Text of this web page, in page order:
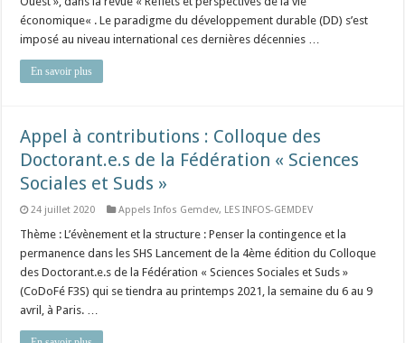
économique« . Le paradigme du développement durable (DD) s’est
imposé au niveau international ces dernières décennies …
En savoir plus
Appel à contributions : Colloque des
Doctorant.e.s de la Fédération « Sciences
Sociales et Suds »
24 juillet 2020 Appels Infos Gemdev, LES INFOS-GEMDEV
Thème : L’évènement et la structure : Penser la contingence et la
permanence dans les SHS Lancement de la 4ème édition du Colloque
des Doctorant.e.s de la Fédération « Sciences Sociales et Suds »
(CoDoFé F3S) qui se tiendra au printemps 2021, la semaine du 6 au 9
avril, à Paris. …